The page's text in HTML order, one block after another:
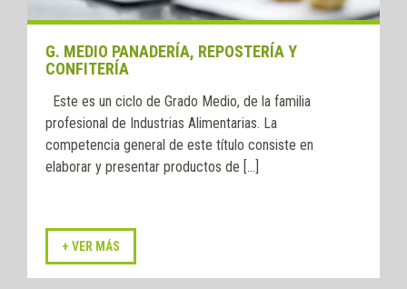
G. MEDIO PANADERÍA, REPOSTERÍA Y
CONFITERÍA
Este es un ciclo de Grado Medio, de la familia
profesional de Industrias Alimentarias. La
competencia general de este título consiste en
elaborar y presentar productos de [...]